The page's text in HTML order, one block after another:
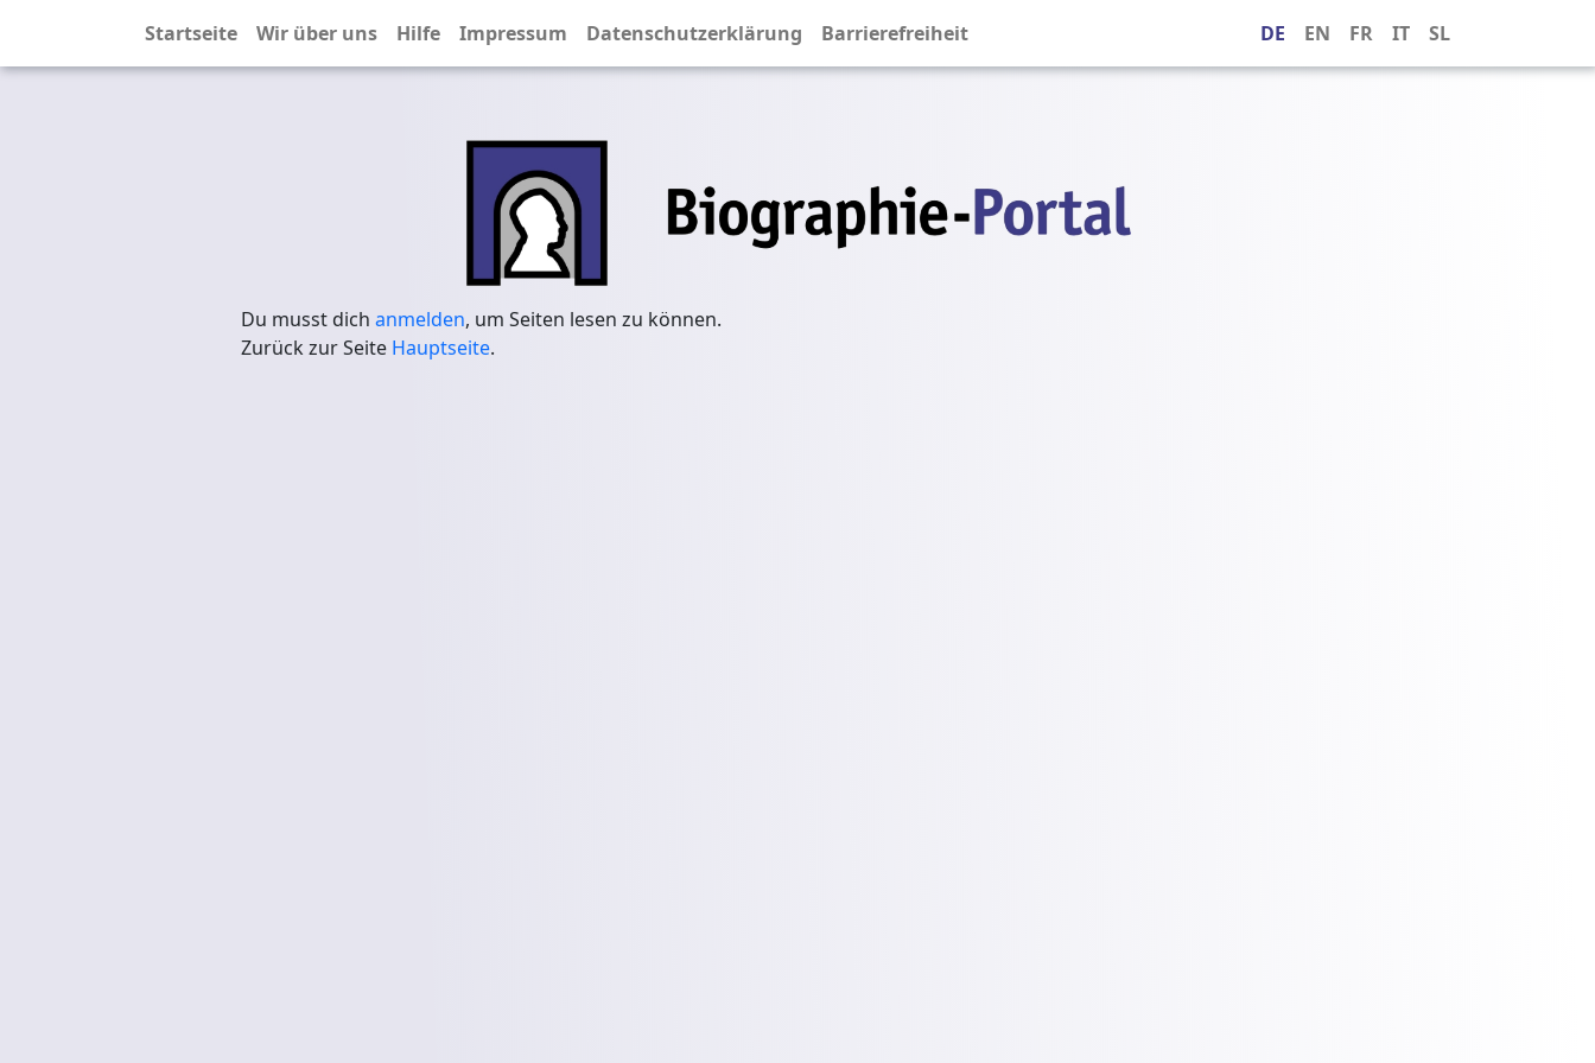
Startseite Wir über uns Hilfe Impressum Datenschutzerklärung Barrierefreiheit DE EN FR IT SL
Du musst dich anmelden, um Seiten lesen zu können.
Zurück zur Seite Hauptseite.